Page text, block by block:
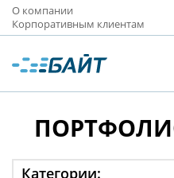
О компании
Корпоративным клиентам
Категории: